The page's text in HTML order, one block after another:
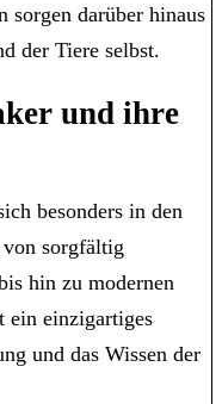
sorgen darüber hinaus
der Tiere selbst.
und ihre
besonders in den
sorgfältig
hin zu modernen
ein einzigartiges
und das Wissen der